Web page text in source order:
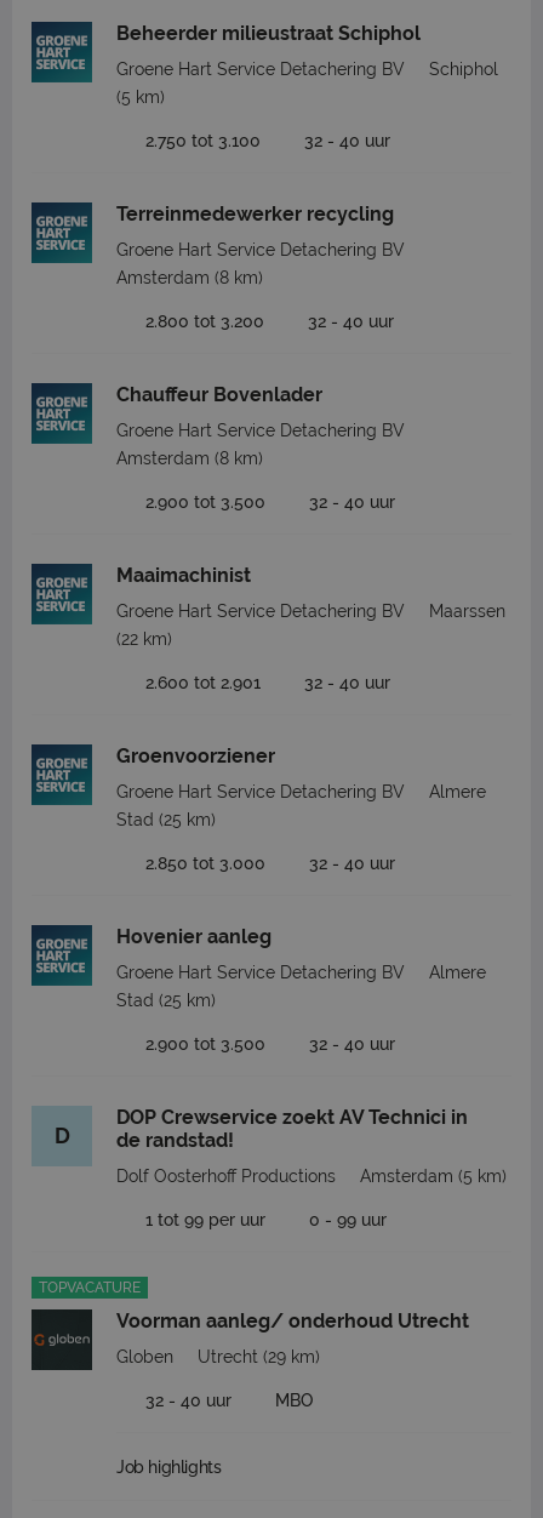
Beheerder milieustraat Schiphol
Groene Hart Service Detachering BV
Schiphol
(5 km)
2.750 tot 3.100 32 - 40 uur
Terreinmedewerker recycling
Groene Hart Service Detachering BV
Amsterdam (8 km)
2.800 tot 3.200 32 - 40 uur
Chauffeur Bovenlader
Groene Hart Service Detachering BV
Amsterdam (8 km)
2.900 tot 3.500 32 - 40 uur
Maaimachinist
Groene Hart Service Detachering BV
Maarssen
(22 km)
2.600 tot 2.901 32 - 40 uur
Groenvoorziener
Groene Hart Service Detachering BV
Almere
Stad (25 km)
2.850 tot 3.000 32 - 40 uur
Hovenier aanleg
Groene Hart Service Detachering BV
Almere
Stad (25 km)
2.900 tot 3.500 32 - 40 uur
D
DOP Crewservice zoekt AV Technici in
de randstad!
Dolf Oosterhoff Productions Amsterdam (5 km)
1 tot 99 per uur 0 - 99 uur
TOPVACATURE
Voorman aanleg/ onderhoud Utrecht
Globen Utrecht (29 km)
32 - 40 uur MBO
Job highlights